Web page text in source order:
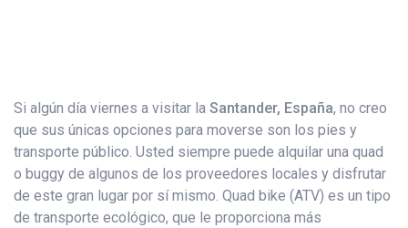
Si algún día viernes a visitar la Santander, España, no creo
que sus únicas opciones para moverse son los pies y
transporte público. Usted siempre puede alquilar una quad
o buggy de algunos de los proveedores locales y disfrutar
de este gran lugar por sí mismo. Quad bike (ATV) es un tipo
de transporte ecológico, que le proporciona más